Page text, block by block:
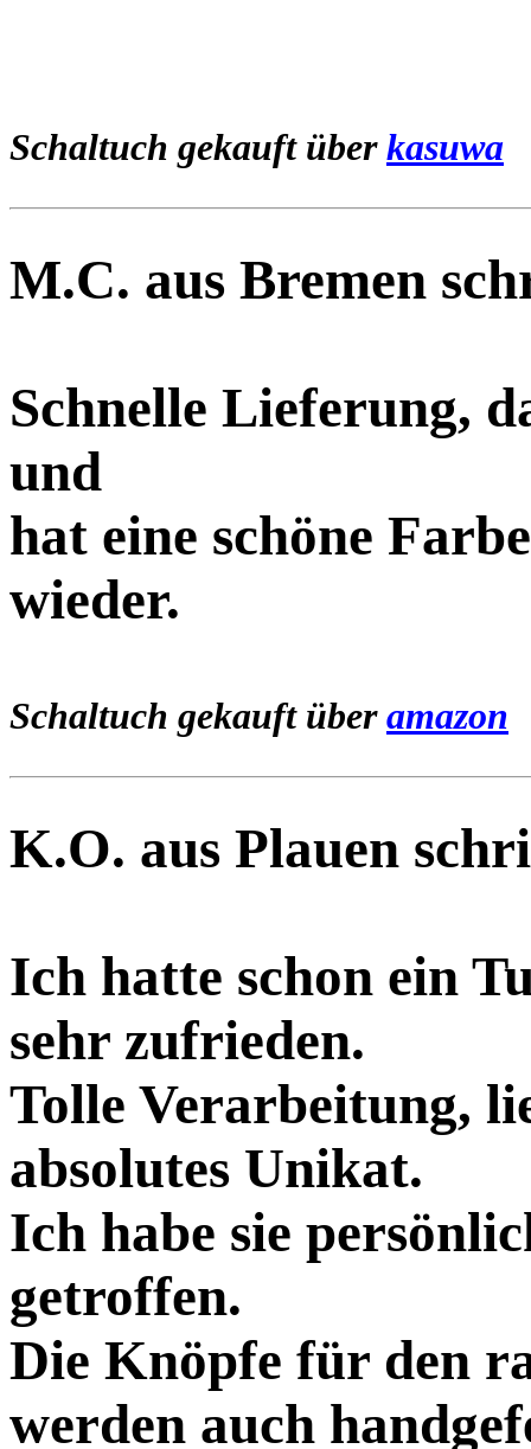
Schaltuch gekauft über kasuwa
M.C. aus Bremen
Schnelle Lieferung,
und
hat eine schöne
wieder.
Schaltuch gekauft über amazon
K.O. aus Plauen
Ich hatte schon ein
sehr zufrieden.
Tolle Verarbeitung,
absolutes Unikat.
Ich habe sie
getroffen.
Die Knöpfe für den
werden auch